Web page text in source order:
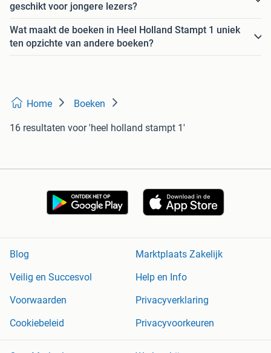
geschikt voor jongere lezers?
Wat maakt de boeken in Heel Holland Stampt 1 uniek
ten opzichte van andere boeken?
Home Boeken
16 resultaten voor 'heel holland stampt 1'
Blog
Marktplaats Zakelijk
Veilig en Succesvol
Help en Info
Voorwaarden
Privacyverklaring
Cookiebeleid
Privacyvoorkeuren